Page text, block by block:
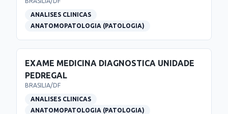
ANALISES CLINICAS
ANATOMOPATOLOGIA (PATOLOGIA)
EXAME MEDICINA DIAGNOSTICA UNIDADE
PEDREGAL
BRASILIA/DF
ANALISES CLINICAS
ANATOMOPATOLOGIA (PATOLOGIA)